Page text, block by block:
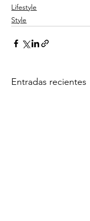
Lifestyle
Style
Entradas recientes